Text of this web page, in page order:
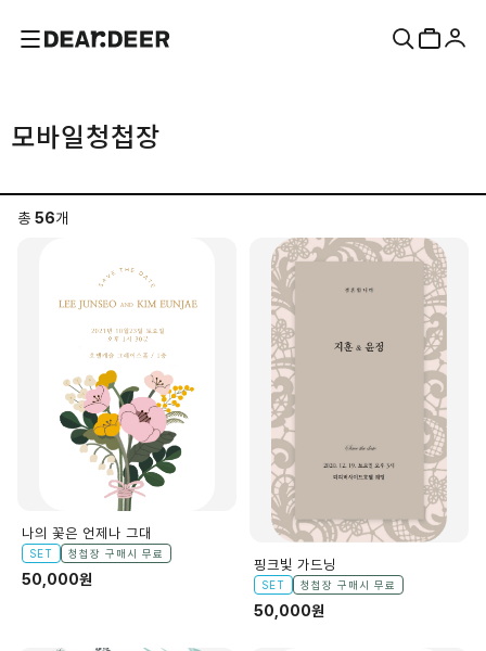
모바일청첩장
총 56개
나의 꽃은 언제나 그대
SET 청첩장 구매시 무료
50,000원
핑크빛 가드닝
SET 청첩장 구매시 무료
50,000원